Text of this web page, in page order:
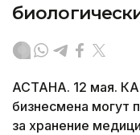
АСТАНА. 12 мая.
бизнесмена могут
за хранение